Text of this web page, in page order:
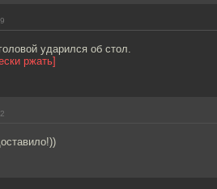
ударился об стол.
ржать]